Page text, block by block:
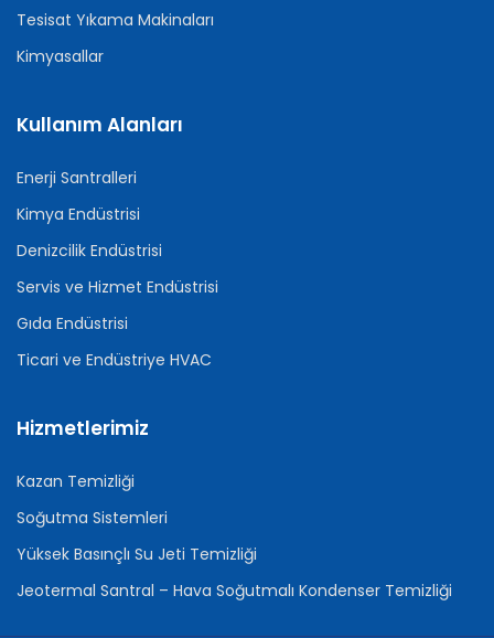
Tesisat Yıkama Makinaları
Kimyasallar
Kullanım Alanları
Enerji Santralleri
Kimya Endüstrisi
Denizcilik Endüstrisi
Servis ve Hizmet Endüstrisi
Gıda Endüstrisi
Ticari ve Endüstriye HVAC
Hizmetlerimiz
Kazan Temizliği
Soğutma Sistemleri
Yüksek Basınçlı Su Jeti Temizliği
Jeotermal Santral – Hava Soğutmalı Kondenser Temizliği